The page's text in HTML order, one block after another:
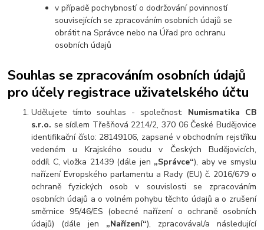
v případě pochybností o dodržování povinností
souvisejících se zpracováním osobních údajů se
obrátit na Správce nebo na Úřad pro ochranu
osobních údajů
Souhlas se zpracováním osobních údajů
pro účely registrace uživatelského účtu
Udělujete tímto souhlas - společnost: Numismatika CB
s.r.o. se sídlem Třešňová 2214/2, 370 06 České Budějovice
identifikační číslo: 28149106, zapsané v obchodním rejstříku
vedeném u Krajského soudu v Českých Budějovicích,
oddíl C, vložka 21439 (dále jen „Správce“), aby ve smyslu
nařízení Evropského parlamentu a Rady (EU) č. 2016/679 o
ochraně fyzických osob v souvislosti se zpracováním
osobních údajů a o volném pohybu těchto údajů a o zrušení
směrnice 95/46/ES (obecné nařízení o ochraně osobních
údajů) (dále jen „Nařízení“), zpracovával/a následující